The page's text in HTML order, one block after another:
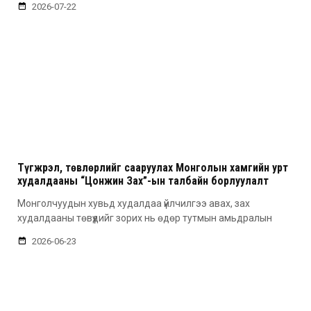
2026-07-22
Түгжрэл, төвлөрлийг сааруулах Монголын хамгийн урт
худалдааны “Цонжин Зах”-ын талбайн борлуулалт
Монголчуудын хувьд худалдаа үйлчилгээ авах, зах
худалдааны төвүүдийг зорих нь өдөр тутмын амьдралын
2026-06-23